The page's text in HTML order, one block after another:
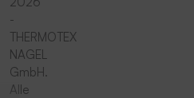
-
THERMOTEX
NAGEL
GmbH.
Alle